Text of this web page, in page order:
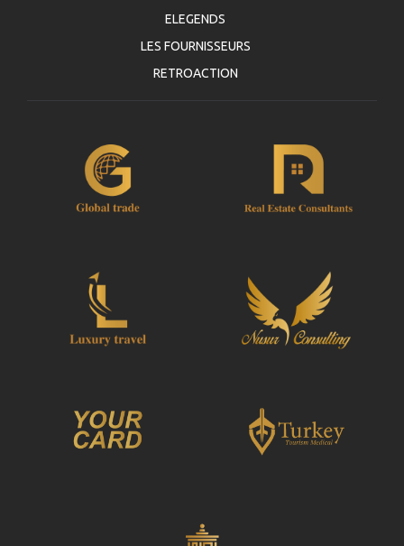
ELEGENDS
LES FOURNISSEURS
RETROACTION